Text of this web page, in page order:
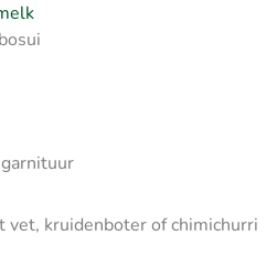
vet, kruidenboter of chimichurri